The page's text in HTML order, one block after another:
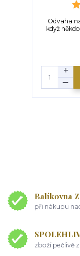
Odvaha
když
Balíkovna
při nákupu
zboží pečlivě